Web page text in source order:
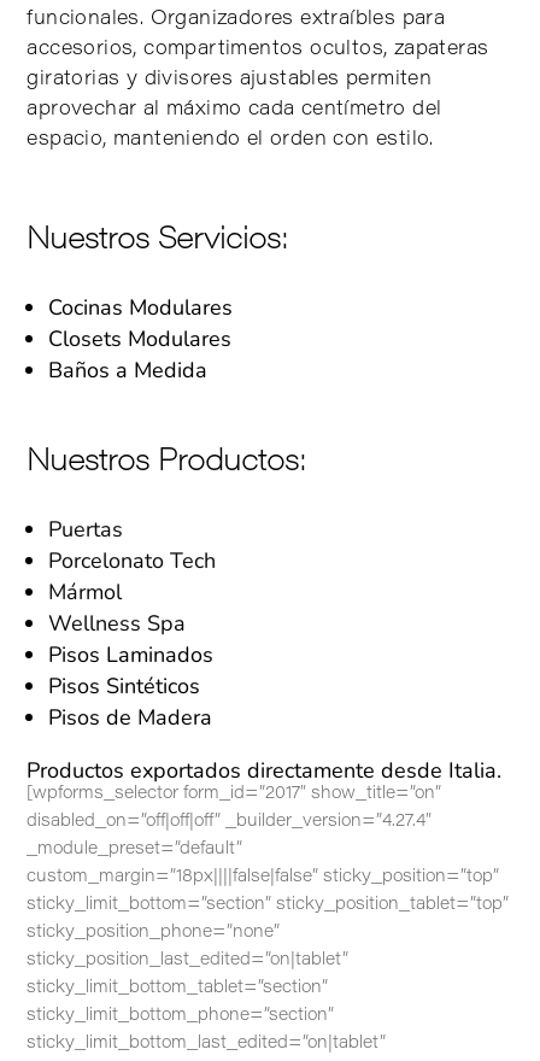
funcionales. Organizadores extraíbles para
accesorios, compartimentos ocultos, zapateras
giratorias y divisores ajustables permiten
aprovechar al máximo cada centímetro del
espacio, manteniendo el orden con estilo.
Nuestros Servicios:
Cocinas Modulares
Closets Modulares
Baños a Medida
Nuestros Productos:
Puertas
Porcelonato Tech
Mármol
Wellness Spa
Pisos Laminados
Pisos Sintéticos
Pisos de Madera
Productos exportados directamente desde Italia.
[wpforms_selector form_id=”2017″ show_title=”on”
disabled_on=”off|off|off” _builder_version=”4.27.4″
_module_preset=”default”
custom_margin=”18px||||false|false” sticky_position=”top”
sticky_limit_bottom=”section” sticky_position_tablet=”top”
sticky_position_phone=”none”
sticky_position_last_edited=”on|tablet”
sticky_limit_bottom_tablet=”section”
sticky_limit_bottom_phone=”section”
sticky_limit_bottom_last_edited=”on|tablet”